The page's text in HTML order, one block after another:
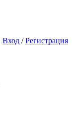
Вход /Регистрация